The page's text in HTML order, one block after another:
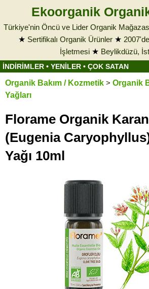
Ekoorganik
Türkiye'nin Öncü ve Lider Organik
★ Sertifikalı Organik Ürünler★
İşletmesi ★ Beylikdüzü,
İNDİRİMLER • YENİLER • ÇOK SATAN
Organik Bakım / Kozmetik > Organik
Yağları
Florame Organik
(Eugenia
Yağı 10ml